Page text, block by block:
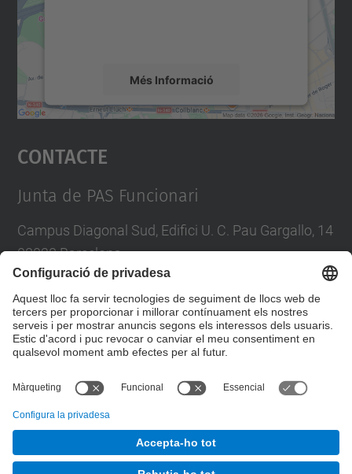
Més Informació
Accepta
powered by
Contacte
Junta de PAS Funcionari
Campus Diagonal Sud, Edifici U. C. Pau Gargallo, 14
08028 Barcelona
E-mail :junta.pasf@upc.edu
Formulari de contacte
Junta PAS Funcionari